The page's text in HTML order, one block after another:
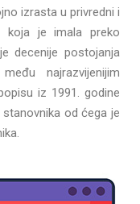
izrasta u privredni i
koja je imala preko
decenije postojanja
najrazvijenijim
iz 1991. godine
od ćega je